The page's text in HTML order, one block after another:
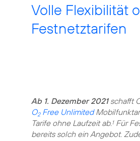
Volle Flexibilität
Festnetztarifen
Ab 1. Dezember 2021schafft
O2Free Unlimited
Tarife ohne Laufzeit ab.1Für
bereits solch ein Angebot.